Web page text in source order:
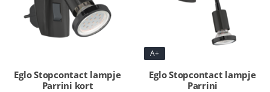
Eglo Stopcontact lampje
Parrini kort
A+
Eglo Stopcontact lampje
Parrini